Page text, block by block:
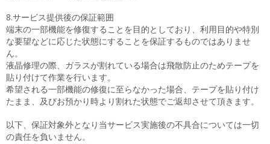
8.サービス提供後の保証範囲
端末の一部機能を修復することを目的としており、利用目的や特別
な要望などに応じた状態にすることを保証するものではありませ
ん。
液晶修理の際、ガラスが割れている場合は飛散防止のためテープを
貼り付けて作業を行います。
希望される一部機能の修復に至らなかった場合、テープを貼り付け
たまま、及びお預かり時より割れた状態でご返却させて頂きます。
以下、保証対象外となり当サービス実施後の不具合については一切
の責任を負いません。